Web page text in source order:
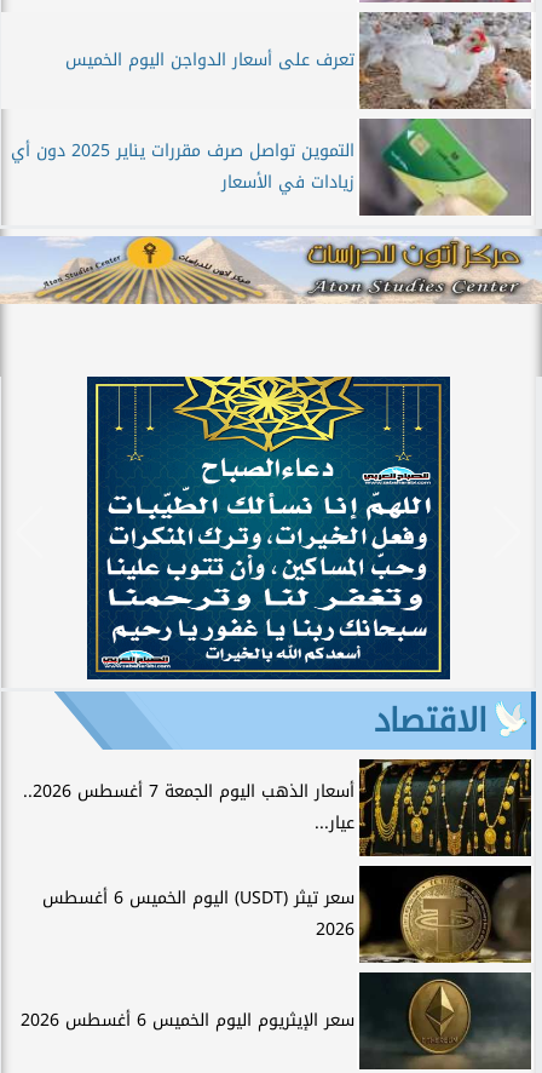
تعرف على أسعار الدواجن اليوم الخميس
التموين تواصل صرف مقررات يناير 2025 دون أي
زيادات في الأسعار
الاقتصاد
أسعار الذهب اليوم الجمعة 7 أغسطس 2026..
عيار...
سعر تيثر (USDT) اليوم الخميس 6 أغسطس
2026
سعر الإيثريوم اليوم الخميس 6 أغسطس 2026